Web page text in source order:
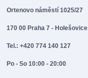
Ortenovo náměstí 1025/27
170 00 Praha 7 - Holešovice
Tel.: +420 774 140 127
Po - So 10:00 - 20:00